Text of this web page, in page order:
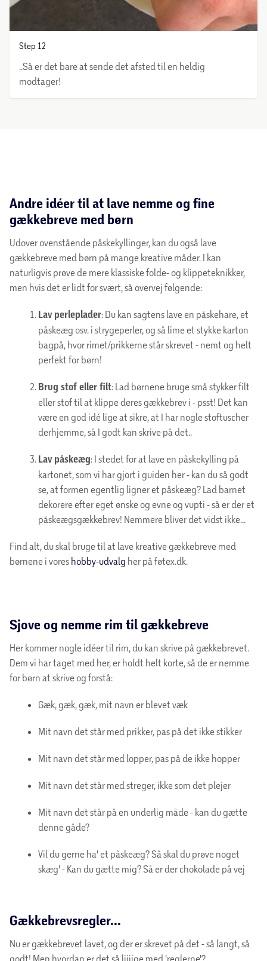
Step 12
..Så er det bare at sende det afsted til en heldig
modtager!
Andre idéer til at lave nemme og fine
gækkebreve med børn
Udover ovenstående påskekyllinger, kan du også lave
gækkebreve med børn på mange kreative måder. I kan
naturligvis prøve de mere klassiske folde- og klippeteknikker,
men hvis det er lidt for svært, så overvej følgende:
Lav perleplader: Du kan sagtens lave en påskehare, et
påskeæg osv. i strygeperler, og så lime et stykke karton
bagpå, hvor rimet/prikkerne står skrevet - nemt og helt
perfekt for børn!
Brug stof eller filt: Lad børnene bruge små stykker filt
eller stof til at klippe deres gækkebrev i - psst! Det kan
være en god idé lige at sikre, at I har nogle stoftuscher
derhjemme, så I godt kan skrive på det..
Lav påskeæg: I stedet for at lave en påskekylling på
kartonet, som vi har gjort i guiden her - kan du så godt
se, at formen egentlig ligner et påskeæg? Lad barnet
dekorere efter eget ønske og evne og vupti - så er der et
påskeægsgækkebrev! Nemmere bliver det vidst ikke...
Find alt, du skal bruge til at lave kreative gækkebreve med
børnene i vores hobby-udvalg her på føtex.dk.
Sjove og nemme rim til gækkebreve
Her kommer nogle idéer til rim, du kan skrive på gækkebrevet.
Dem vi har taget med her, er holdt helt korte, så de er nemme
for børn at skrive og forstå:
Gæk, gæk, gæk, mit navn er blevet væk
Mit navn det står med prikker, pas på det ikke stikker
Mit navn det står med lopper, pas på de ikke hopper
Mit navn det står med streger, ikke som det plejer
Mit navn det står på en underlig måde - kan du gætte
denne gåde?
Vil du gerne ha' et påskeæg? Så skal du prøve noget
skæg' - Kan du gætte mig? Så er der chokolade på vej
Gækkebrevsregler...
Nu er gækkebrevet lavet, og der er skrevet på det - så langt, så
godt! Men hvordan er det så liiiige med 'reglerne'?